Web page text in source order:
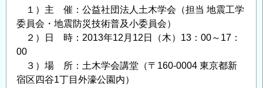
１）主 催：公益社団法人土木学会（担当 地震工学
委員会・地震防災技術普及小委員会）
２）日 時：2013年12月12日（木）13：00～17：
00
３）場 所：土木学会講堂（〒160-0004 東京都新
宿区四谷1丁目外濠公園内）